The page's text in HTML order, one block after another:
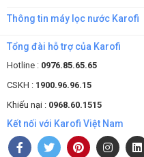
Thông tin máy lọc nước Karofi
Tổng đài hỗ trợ của Karofi
Hotline : 0976.85.65.65
CSKH : 1900.96.96.15
Khiếu nại : 0968.60.1515
Kết nối với Karofi Việt Nam